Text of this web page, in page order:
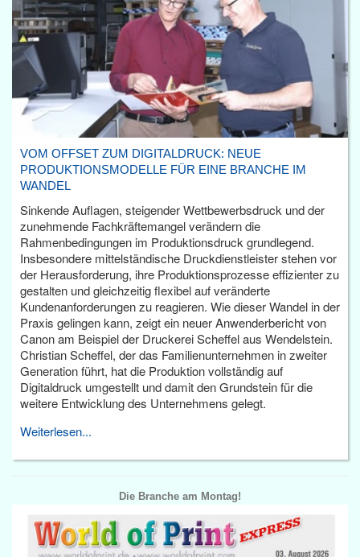
VOM OFFSET ZUM DIGITALDRUCK: NEUE
PRODUKTIONSMODELLE FÜR EINE BRANCHE IM
WANDEL
Sinkende Auflagen, steigender Wettbewerbsdruck und der
zunehmende Fachkräftemangel verändern die
Rahmenbedingungen im Produktionsdruck grundlegend.
Insbesondere mittelständische Druckdienstleister stehen vor
der Herausforderung, ihre Produktionsprozesse effizienter zu
gestalten und gleichzeitig flexibel auf veränderte
Kundenanforderungen zu reagieren. Wie dieser Wandel in der
Praxis gelingen kann, zeigt ein neuer Anwenderbericht von
Canon am Beispiel der Druckerei Scheffel aus Wendelstein.
Christian Scheffel, der das Familienunternehmen in zweiter
Generation führt, hat die Produktion vollständig auf
Digitaldruck umgestellt und damit den Grundstein für die
weitere Entwicklung des Unternehmens gelegt.
Weiterlesen...
Die Branche am Montag!